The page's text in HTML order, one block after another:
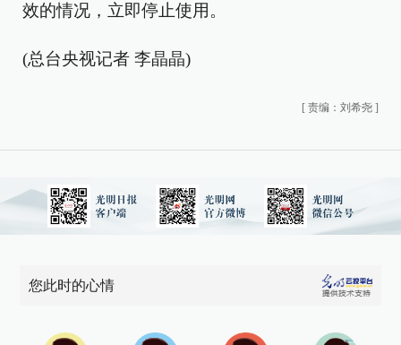
效的情况，立即停止使用。
(总台央视记者 李晶晶)
[ 责编：刘希尧 ]
您此时的心情